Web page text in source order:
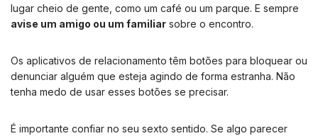
lugar cheio de gente, como um café ou um parque. E sempre
avise um amigo ou um familiar sobre o encontro.
Os aplicativos de relacionamento têm botões para bloquear ou
denunciar alguém que esteja agindo de forma estranha. Não
tenha medo de usar esses botões se precisar.
É importante confiar no seu sexto sentido. Se algo parecer